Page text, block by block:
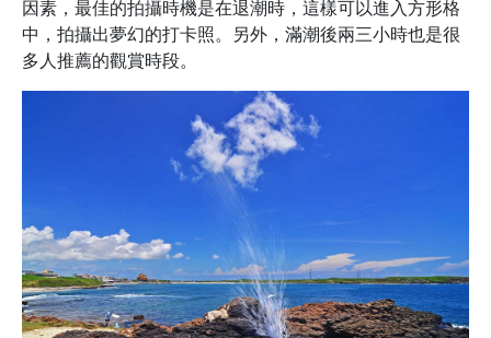
因素，最佳的拍攝時機是在退潮時，這樣可以進入方形格
中，拍攝出夢幻的打卡照。另外，滿潮後兩三小時也是很
多人推薦的觀賞時段。